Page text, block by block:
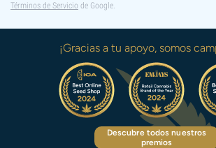
Términos de Servicio de Google.
¡Gracias a tu apoyo, somos
Descubre todos nuestros
premios